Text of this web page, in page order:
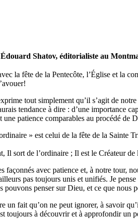
Shatov, éditorialiste au
la fête de la Pentecôte, l’Église et la
tout simplement qu’il s’agit de
tendance à dire : d’une importance
patience comparables au procédé de
» est celui de la fête de la Sainte
Il sort de l’ordinaire ; Il est le Créateur de
façonnés avec patience et, à notre tour,
pas toujours unis et unifiés. Je
penser sur Dieu, et ce que
un fait qu’on ne peut ignorer, à savoir
toujours à découvrir et à approfondir un